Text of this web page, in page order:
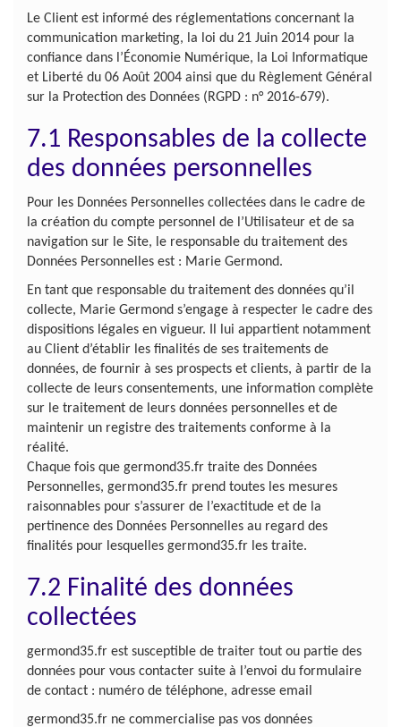
Le Client est informé des réglementations concernant la
communication marketing, la loi du 21 Juin 2014 pour la
confiance dans l’Économie Numérique, la Loi Informatique
et Liberté du 06 Août 2004 ainsi que du Règlement Général
sur la Protection des Données (RGPD : n° 2016-679).
7.1 Responsables de la collecte
des données personnelles
Pour les Données Personnelles collectées dans le cadre de
la création du compte personnel de l’Utilisateur et de sa
navigation sur le Site, le responsable du traitement des
Données Personnelles est : Marie Germond.
En tant que responsable du traitement des données qu’il
collecte, Marie Germond s’engage à respecter le cadre des
dispositions légales en vigueur. Il lui appartient notamment
au Client d’établir les finalités de ses traitements de
données, de fournir à ses prospects et clients, à partir de la
collecte de leurs consentements, une information complète
sur le traitement de leurs données personnelles et de
maintenir un registre des traitements conforme à la
réalité.
Chaque fois que germond35.fr traite des Données
Personnelles, germond35.fr prend toutes les mesures
raisonnables pour s’assurer de l’exactitude et de la
pertinence des Données Personnelles au regard des
finalités pour lesquelles germond35.fr les traite.
7.2 Finalité des données
collectées
germond35.fr est susceptible de traiter tout ou partie des
données pour vous contacter suite à l’envoi du formulaire
de contact : numéro de téléphone, adresse email
germond35.fr ne commercialise pas vos données